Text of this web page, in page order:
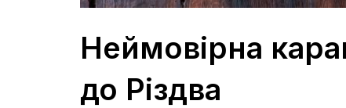
Неймовірна
до Різдва